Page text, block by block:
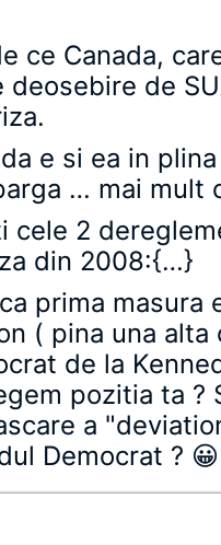
ce Canada,
deosebire de
e si ea in
… mai mult
cele 2
din 2008:{…}
prima masura
( pina una
de la
pozitia ta ?
a
Democrat ? 😀